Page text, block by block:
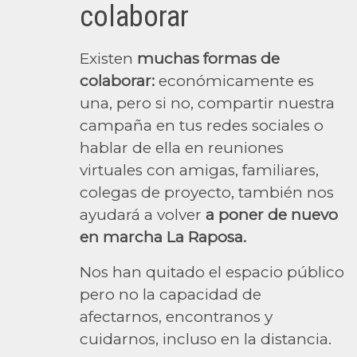
colaborar
Existen muchas formas de
colaborar: económicamente es
una, pero si no, compartir nuestra
campaña en tus redes sociales o
hablar de ella en reuniones
virtuales con amigas, familiares,
colegas de proyecto, también nos
ayudará a volver a poner de nuevo
en marcha La Raposa.
Nos han quitado el espacio público
pero no la capacidad de
afectarnos, encontranos y
cuidarnos, incluso en la distancia.